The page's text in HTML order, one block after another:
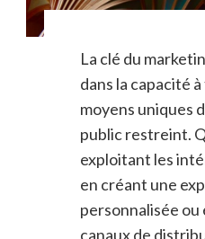
La clé du
dans la capacité
moyens uniques
public restreint.
exploitant les
en créant une
personnalisée ou
canaux de